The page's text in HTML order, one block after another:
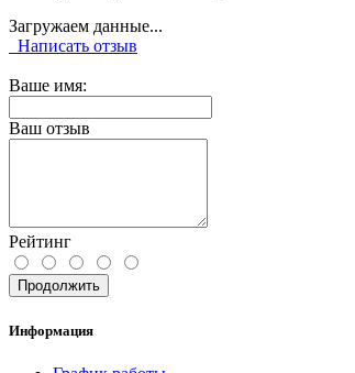
Загружаем данные...
Написать отзыв
Ваше имя:
Ваш отзыв
Рейтинг
Продолжить
Информация